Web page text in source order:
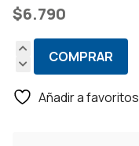
$6.790
Tocador
Comoda
COMPRAR
Añadir a favoritos